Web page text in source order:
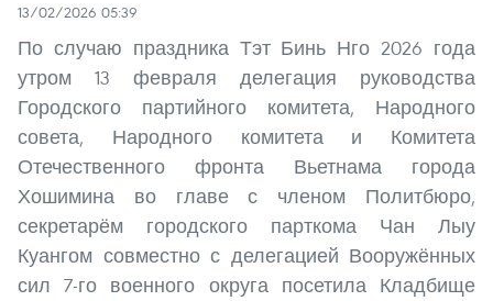
13/02/2026 05:39
По случаю праздника Тэт Бинь Нго 2026 года
утром 13 февраля делегация руководства
Городского партийного комитета, Народного
совета, Народного комитета и Комитета
Отечественного фронта Вьетнама города
Хошимина во главе с членом Политбюро,
секретарём городского парткома Чан Лыу
Куангом совместно с делегацией Вооружённых
сил 7-го военного округа посетила Кладбище